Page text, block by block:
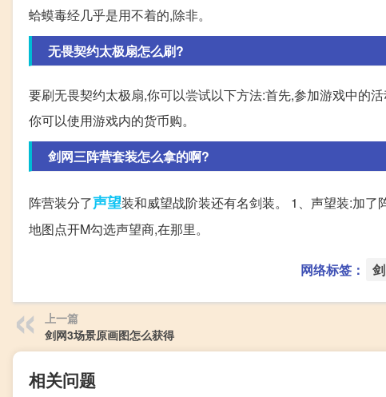
蛤蟆毒经几乎是用不着的,除非。
无畏契约太极扇怎么刷?
要刷无畏契约太极扇,你可以尝试以下方法:首先,参加游戏中的
你可以使用游戏内的货币购。
剑网三阵营套装怎么拿的啊?
阵营装分了声望装和威望战阶装还有名剑装。 1、声望装:加
地图点开M勾选声望商,在那里。
网络标签：
上一篇
剑网3场景原画图怎么获得
相关问题